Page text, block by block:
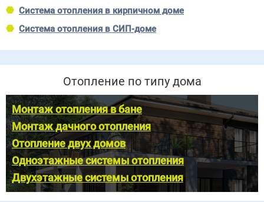
Система отопления в кирпичном доме
Система отопления в СИП-доме
Отопление по типу дома
Монтаж отопления в бане
Монтаж дачного отопления
Отопление двух домов
Одноэтажные системы отопления
Двухэтажные системы отопления